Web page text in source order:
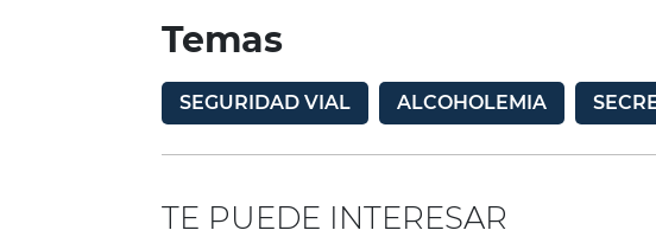
Temas
SEGURIDAD VIAL ALCOHOLEMIA
TE PUEDE INTERESAR